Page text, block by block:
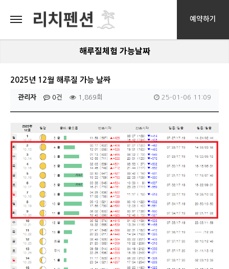
예약하기
해루질체험 가능날짜
2025년 12월 해루질 가능 날짜
관리자 0건 1,869회 25-01-06 11:09